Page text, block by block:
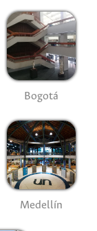
Bogotá
Medellín